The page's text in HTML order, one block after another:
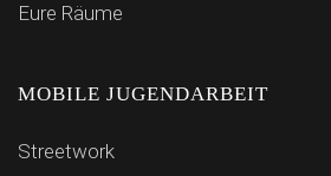
Eure Räume
MOBILE JUGENDARBEIT
Streetwork